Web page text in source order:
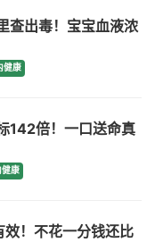
查出毒！宝宝血液浓
健康
142倍！一口送命真
健康
！不花一分钱还比